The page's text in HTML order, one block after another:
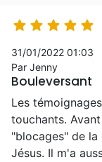
    
31/01/2022 01:03
Par Jenny
Bouleversant
Les
touchants.
"blocages" de
Jésus. Il m'a